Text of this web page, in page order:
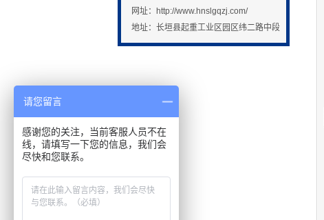
网址：http://www.hnslgqzj.com/
地址：长垣县起重工业区园区纬二路中段
请您留言
感谢您的关注，当前客服人员不在
线，请填写一下您的信息，我们会
尽快和您联系。